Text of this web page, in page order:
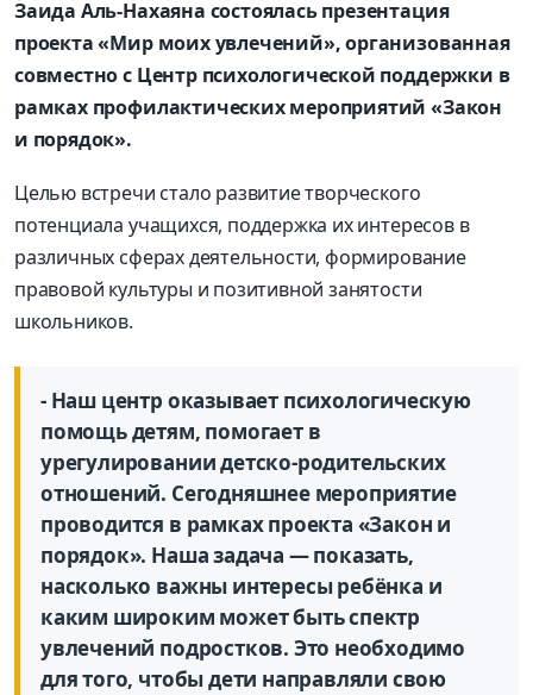
Заида Аль-Нахаяна состоялась презентация
проекта «Мир моих увлечений», организованная
совместно с Центр психологической поддержки в
рамках профилактических мероприятий «Закон
и порядок».
Целью встречи стало развитие творческого
потенциала учащихся, поддержка их интересов в
различных сферах деятельности, формирование
правовой культуры и позитивной занятости
школьников.
- Наш центр оказывает психологическую
помощь детям, помогает в
урегулировании детско-родительских
отношений. Сегодняшнее мероприятие
проводится в рамках проекта «Закон и
порядок». Наша задача — показать,
насколько важны интересы ребёнка и
каким широким может быть спектр
увлечений подростков. Это необходимо
для того, чтобы дети направляли свою